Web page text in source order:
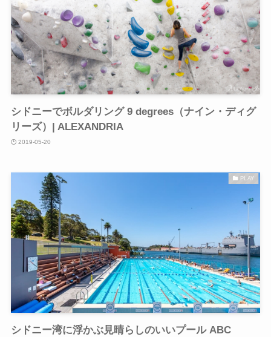
シドニーでボルダリング 9 degrees（ナイン・ディグ
リーズ）| ALEXANDRIA
2019-05-20
PLAY
シドニー湾に浮かぶ見晴らしのいいプール ABC